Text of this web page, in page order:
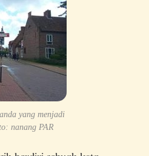
yang menjadi
nanang PAR